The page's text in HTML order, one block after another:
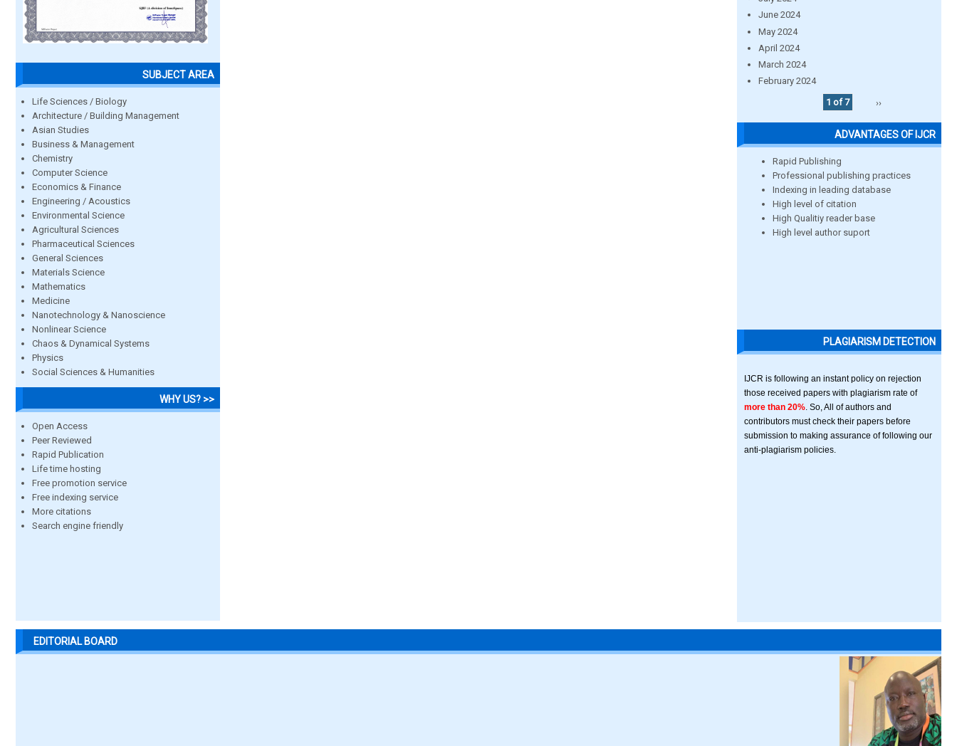
SUBJECT AREA
Life Sciences / Biology
Architecture / Building Management
Asian Studies
Business & Management
Chemistry
Computer Science
Economics & Finance
Engineering / Acoustics
Environmental Science
Agricultural Sciences
Pharmaceutical Sciences
General Sciences
Materials Science
Mathematics
Medicine
Nanotechnology & Nanoscience
Nonlinear Science
Chaos & Dynamical Systems
Physics
Social Sciences & Humanities
WHY US? >>
Open Access
Peer Reviewed
Rapid Publication
Life time hosting
Free promotion service
Free indexing service
More citations
Search engine friendly
June 2024
May 2024
April 2024
March 2024
February 2024
1 of 7
››
ADVANTAGES OF IJCR
Rapid Publishing
Professional publishing practices
Indexing in leading database
High level of citation
High Qualitiy reader base
High level author suport
PLAGIARISM DETECTION
IJCR is following an instant policy on rejection
those received papers with plagiarism rate of
more than 20% . So, All of authors and
contributors must check their papers before
submission to making assurance of following our
anti-plagiarism policies.
EDITORIAL BOARD